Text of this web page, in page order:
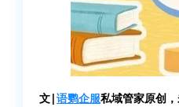
文|语鹦企服私域管家原创